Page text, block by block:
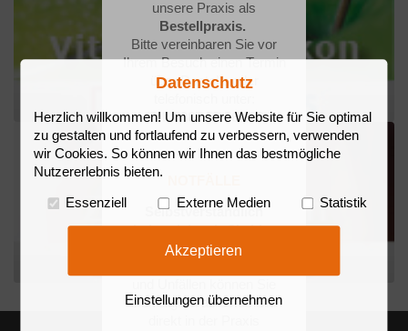
Datenschutz
Herzlich willkommen! Um unsere Website für Sie optimal
zu gestalten und fortlaufend zu verbessern, verwenden
wir Cookies. So können wir Ihnen das bestmögliche
Nutzererlebnis bieten.
Essenziell Externe Medien Statistik
Akzeptieren
Einstellungen übernehmen
unsere Praxis als
Bestellpraxis.
Bitte vereinbaren Sie vor
Ihrem Besuch einen Termin
über Doctolib oder
Tel. 0385 57 56 586
Selbstverständlich
behandeln wir Sie hier
auch ohne Termin.
sich täglich ab 08:00 Uhr